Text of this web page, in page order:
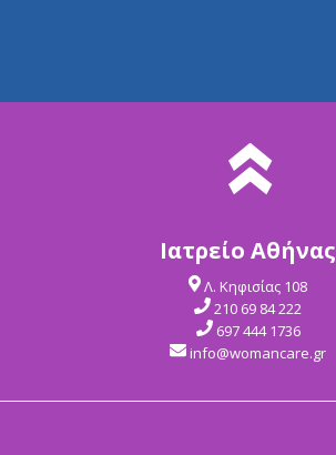
Ιατρείο Αθήνας
Λ. Κηφισίας 108
210 69 84 222
697 444 1736
info@womancare.gr